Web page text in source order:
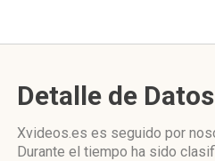
Detalle de
Xvideos.es es seguido por
Durante el tiempo ha sido